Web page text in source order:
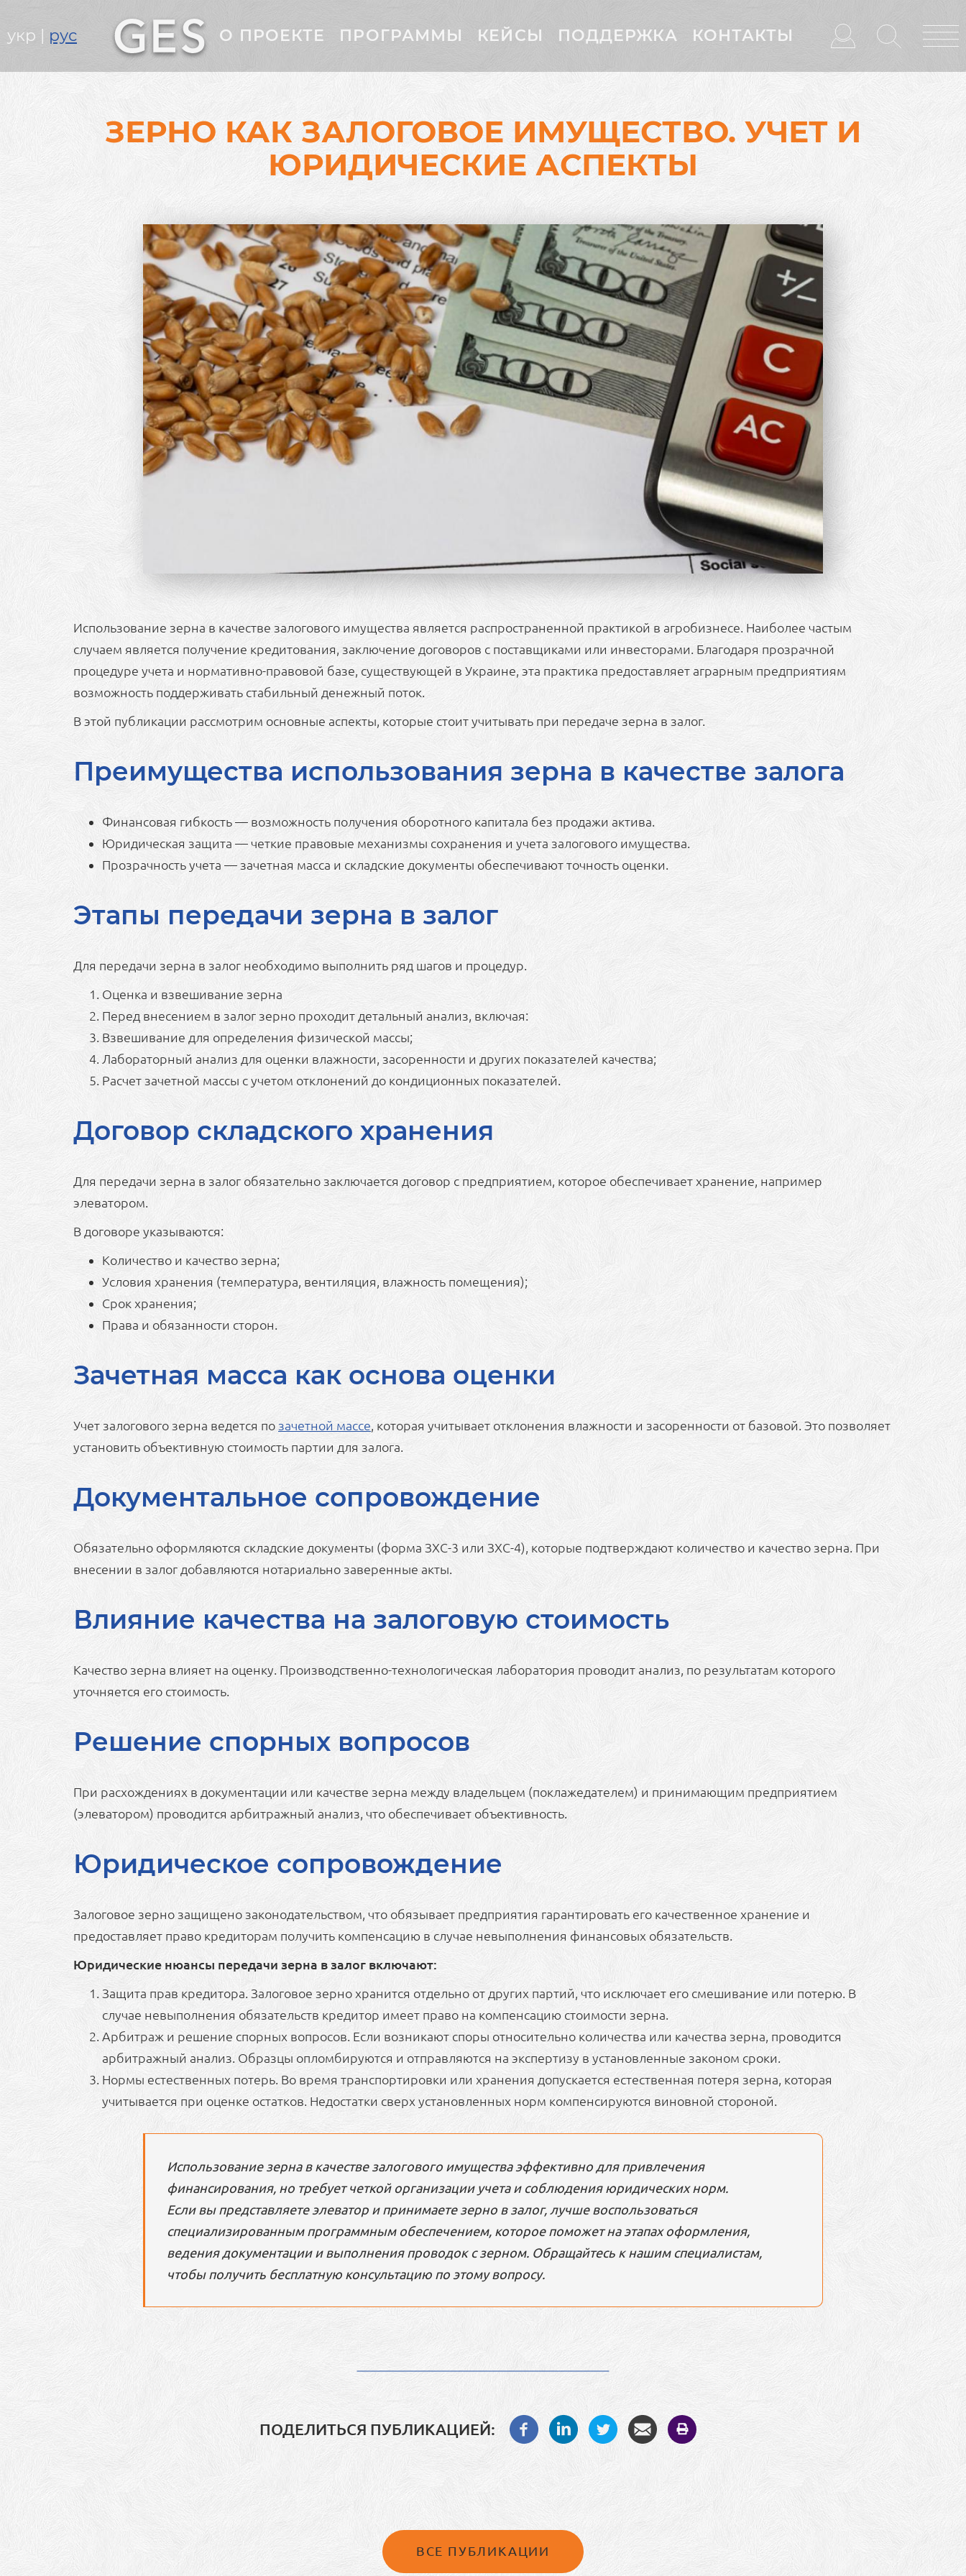
укр рус
Головне
О ПРОЕКТЕ ПРОГРАММЫ КЕЙСЫ ПОДДЕРЖКА КОНТАКТЫ
ЗЕРНО КАК ЗАЛОГОВОЕ ИМУЩЕСТВО. УЧЕТ И
ЮРИДИЧЕСКИЕ АСПЕКТЫ
Использование зерна в качестве залогового имущества является распространенной практикой в агробизнесе. Наиболее частым
случаем является получение кредитования, заключение договоров с поставщиками или инвесторами. Благодаря прозрачной
процедуре учета и нормативно-правовой базе, существующей в Украине, эта практика предоставляет аграрным предприятиям
возможность поддерживать стабильный денежный поток.
В этой публикации рассмотрим основные аспекты, которые стоит учитывать при передаче зерна в залог.
Преимущества использования зерна в качестве залога
Финансовая гибкость — возможность получения оборотного капитала без продажи актива.
Юридическая защита — четкие правовые механизмы сохранения и учета залогового имущества.
Прозрачность учета — зачетная масса и складские документы обеспечивают точность оценки.
Этапы передачи зерна в залог
Для передачи зерна в залог необходимо выполнить ряд шагов и процедур.
Оценка и взвешивание зерна
Перед внесением в залог зерно проходит детальный анализ, включая:
Взвешивание для определения физической массы;
Лабораторный анализ для оценки влажности, засоренности и других показателей качества;
Расчет зачетной массы с учетом отклонений до кондиционных показателей.
Договор складского хранения
Для передачи зерна в залог обязательно заключается договор с предприятием, которое обеспечивает хранение, например
элеватором.
В договоре указываются:
Количество и качество зерна;
Условия хранения (температура, вентиляция, влажность помещения);
Срок хранения;
Права и обязанности сторон.
Зачетная масса как основа оценки
Учет залогового зерна ведется по зачетной массе, которая учитывает отклонения влажности и засоренности от базовой. Это позволяет
установить объективную стоимость партии для залога.
Документальное сопровождение
Обязательно оформляются складские документы (форма ЗХС-3 или ЗХС-4), которые подтверждают количество и качество зерна. При
внесении в залог добавляются нотариально заверенные акты.
Влияние качества на залоговую стоимость
Качество зерна влияет на оценку. Производственно-технологическая лаборатория проводит анализ, по результатам которого
уточняется его стоимость.
Решение спорных вопросов
При расхождениях в документации или качестве зерна между владельцем (поклажедателем) и принимающим предприятием
(элеватором) проводится арбитражный анализ, что обеспечивает объективность.
Юридическое сопровождение
Залоговое зерно защищено законодательством, что обязывает предприятия гарантировать его качественное хранение и
предоставляет право кредиторам получить компенсацию в случае невыполнения финансовых обязательств.
Юридические нюансы передачи зерна в залог включают:
Защита прав кредитора. Залоговое зерно хранится отдельно от других партий, что исключает его смешивание или потерю. В
случае невыполнения обязательств кредитор имеет право на компенсацию стоимости зерна.
Арбитраж и решение спорных вопросов. Если возникают споры относительно количества или качества зерна, проводится
арбитражный анализ. Образцы опломбируются и отправляются на экспертизу в установленные законом сроки.
Нормы естественных потерь. Во время транспортировки или хранения допускается естественная потеря зерна, которая
учитывается при оценке остатков. Недостатки сверх установленных норм компенсируются виновной стороной.
Использование зерна в качестве залогового имущества эффективно для привлечения
финансирования, но требует четкой организации учета и соблюдения юридических норм.
Если вы представляете элеватор и принимаете зерно в залог, лучше воспользоваться
специализированным программным обеспечением, которое поможет на этапах оформления,
ведения документации и выполнения проводок с зерном. Обращайтесь к нашим специалистам,
чтобы получить бесплатную консультацию по этому вопросу.
ПОДЕЛИТЬСЯ ПУБЛИКАЦИЕЙ:
ВСЕ ПУБЛИКАЦИИ